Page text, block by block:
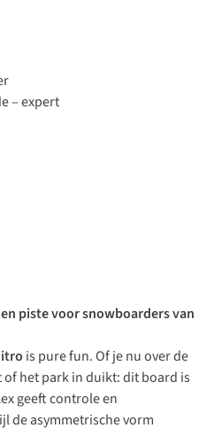
–expert
piste voor snowboarders van
is pure fun. Of je nu over de
of het park in duikt: dit board is
geeft controle en
de asymmetrische vorm